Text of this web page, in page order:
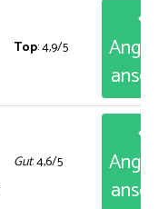
Top: 4,9/5
Gut: 4,6/5